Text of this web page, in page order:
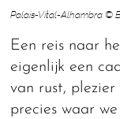
Palais-Vital-Alhambra ©
Een reis naar
eigenlijk een
van rust,
precies waar